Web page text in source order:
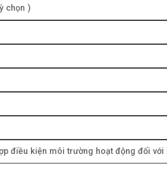
chọn )
điều kiện môi trường hoạt động đối với